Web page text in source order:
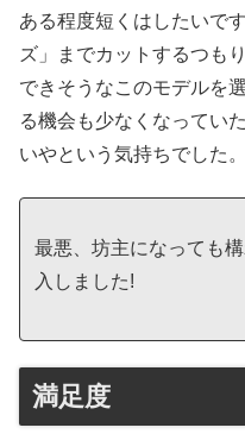
ある程度短くはしたいで
ズ」までカットするつも
できそうなこのモデルを
る機会も少なくなってい
いやという気持ちでした。
最悪、坊主になっても
入しました!
満足度